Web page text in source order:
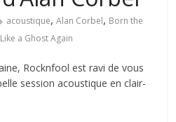
acoustique,Alan Corbel, Born the
Like a Ghost Again
Rocknfool est ravi de vous
session acoustique en clair-